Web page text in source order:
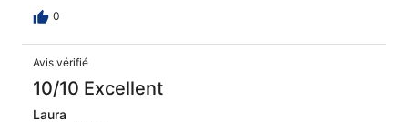
0
Avis vérifié
10/10 Excellent
Laura